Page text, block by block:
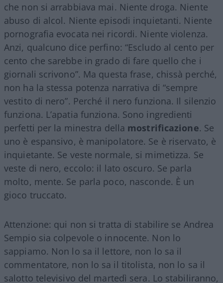
che non si arrabbiava mai. Niente droga. Niente
abuso di alcol. Niente episodi inquietanti. Niente
pornografia evocata nei ricordi. Niente violenza.
Anzi, qualcuno dice perfino: “Escludo al cento per
cento che sarebbe in grado di fare quello che i
giornali scrivono”. Ma questa frase, chissà perché,
non ha la stessa potenza narrativa di “sempre
vestito di nero”. Perché il nero funziona. Il silenzio
funziona. L’apatia funziona. Sono ingredienti
perfetti per la minestra della mostrificazione. Se
uno è espansivo, è manipolatore. Se è riservato, è
inquietante. Se veste normale, si mimetizza. Se
veste di nero, eccolo: il lato oscuro. Se parla
molto, mente. Se parla poco, nasconde. È un
gioco truccato.
Attenzione: qui non si tratta di stabilire se Andrea
Sempio sia colpevole o innocente. Non lo
sappiamo. Non lo sa il lettore, non lo sa il
commentatore, non lo sa il titolista, non lo sa il
salotto televisivo del martedì sera. Lo stabiliranno,